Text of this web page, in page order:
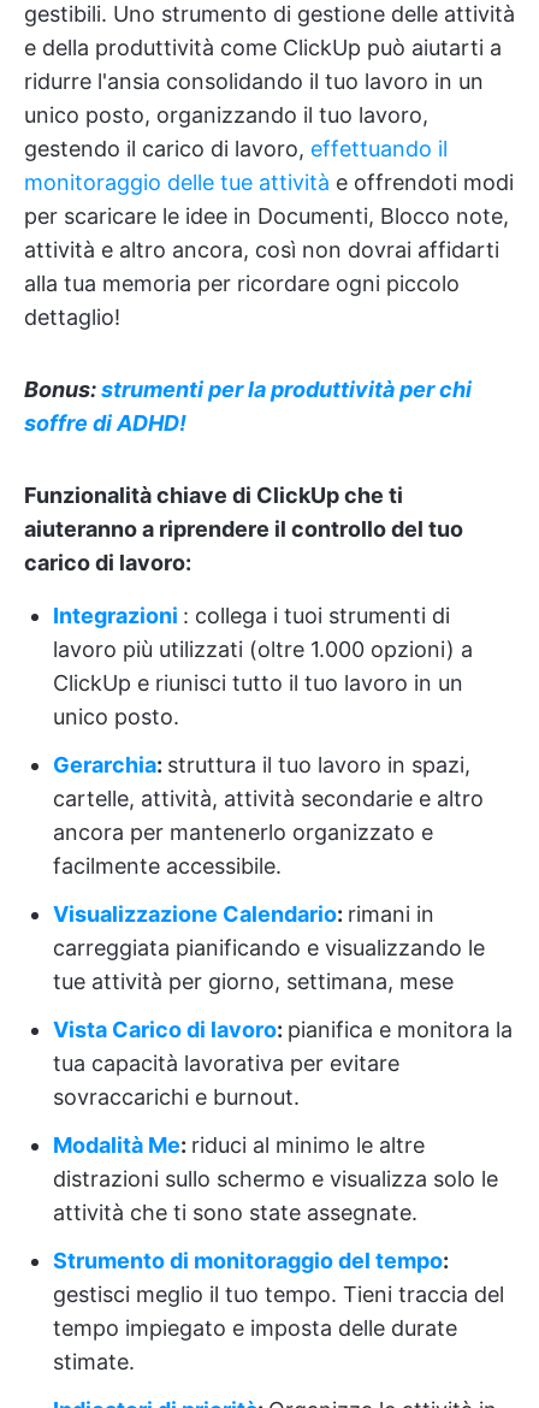
gestibili. Uno strumento di gestione delle attività
e della produttività come ClickUp può aiutarti a
ridurre l'ansia consolidando il tuo lavoro in un
unico posto, organizzando il tuo lavoro,
gestendo il carico di lavoro, effettuando il
monitoraggio delle tue attività e offrendoti modi
per scaricare le idee in Documenti, Blocco note,
attività e altro ancora, così non dovrai affidarti
alla tua memoria per ricordare ogni piccolo
dettaglio!
Bonus:strumenti per la produttività per chi
soffre di ADHD!
Funzionalità chiave di ClickUp che ti
aiuteranno a riprendere il controllo del tuo
carico di lavoro:
Integrazioni : collega i tuoi strumenti di
lavoro più utilizzati (oltre 1.000 opzioni) a
ClickUp e riunisci tutto il tuo lavoro in un
unico posto.
Gerarchia: struttura il tuo lavoro in spazi,
cartelle, attività, attività secondarie e altro
ancora per mantenerlo organizzato e
facilmente accessibile.
Visualizzazione Calendario: rimani in
carreggiata pianificando e visualizzando le
tue attività per giorno, settimana, mese
Vista Carico di lavoro: pianifica e monitora la
tua capacità lavorativa per evitare
sovraccarichi e burnout.
Modalità Me: riduci al minimo le altre
distrazioni sullo schermo e visualizza solo le
attività che ti sono state assegnate.
Strumento di monitoraggio del tempo:
gestisci meglio il tuo tempo. Tieni traccia del
tempo impiegato e imposta delle durate
stimate.